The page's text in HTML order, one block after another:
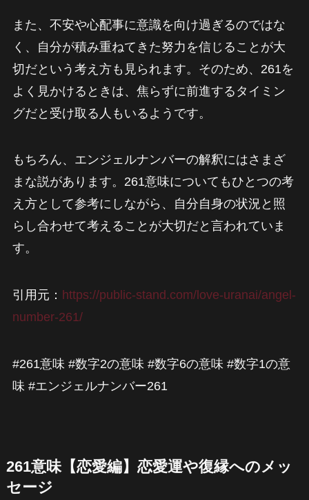
また、不安や心配事に意識を向け過ぎるのではな
く、自分が積み重ねてきた努力を信じることが大
切だという考え方も見られます。そのため、261を
よく見かけるときは、焦らずに前進するタイミン
グだと受け取る人もいるようです。
もちろん、エンジェルナンバーの解釈にはさまざ
まな説があります。261意味についてもひとつの考
え方として参考にしながら、自分自身の状況と照
らし合わせて考えることが大切だと言われていま
す。
引用元： https://public-stand.com/love-uranai/angel-
number-261/
#261意味 #数字2の意味 #数字6の意味 #数字1の意
味 #エンジェルナンバー261
261意味【恋愛編】恋愛運や復縁へのメッ
セージ